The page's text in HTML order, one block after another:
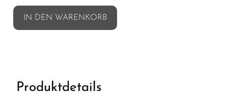
IN DEN WARENKORB
Produktdetails